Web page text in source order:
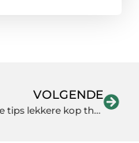
VOLGENDE
De beste tips lekkere kop thee